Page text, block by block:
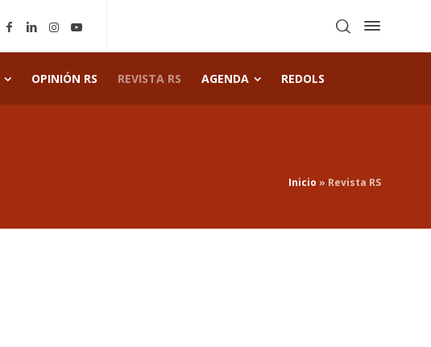
OPINIÓN RS REVISTA RS AGENDA REDOLS
Inicio » Revista RS